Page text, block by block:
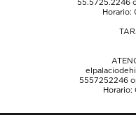
55.5725.2246
Horario:
5557252246
Horario: